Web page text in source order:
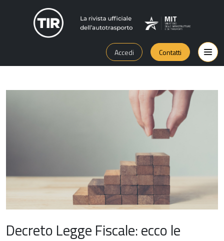
Accedi Contatti
Decreto Legge Fiscale: ecco le